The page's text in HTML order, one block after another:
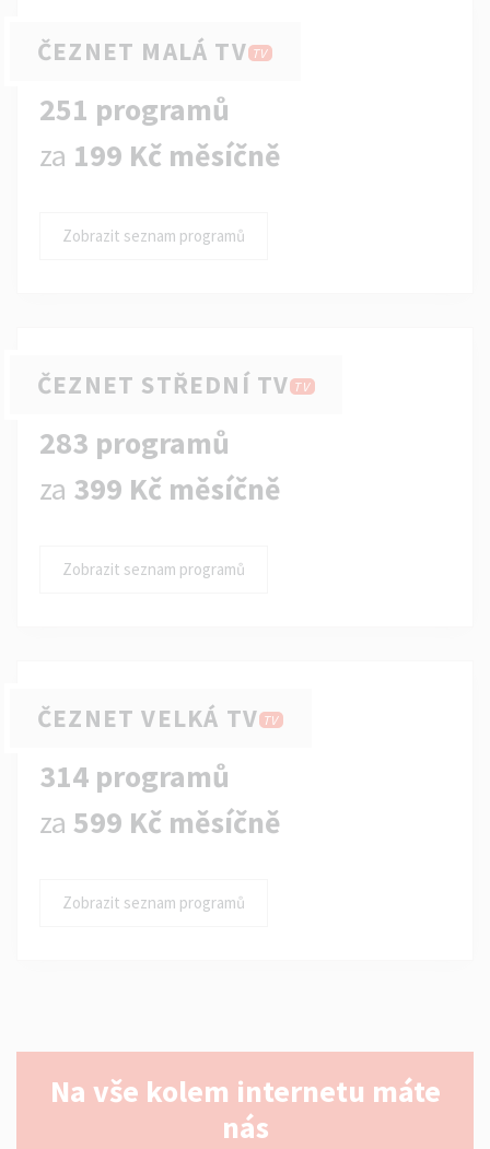
ČEZNET MALÁ TV TV
251 programů
za 199 Kč měsíčně
Zobrazit seznam programů
ČEZNET STŘEDNÍ TV TV
283 programů
za 399 Kč měsíčně
Zobrazit seznam programů
ČEZNET VELKÁ TV TV
314 programů
za 599 Kč měsíčně
Zobrazit seznam programů
Na vše kolem internetu máte
nás